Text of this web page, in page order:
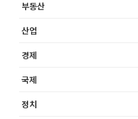
부동산
산업
경제
국제
정치